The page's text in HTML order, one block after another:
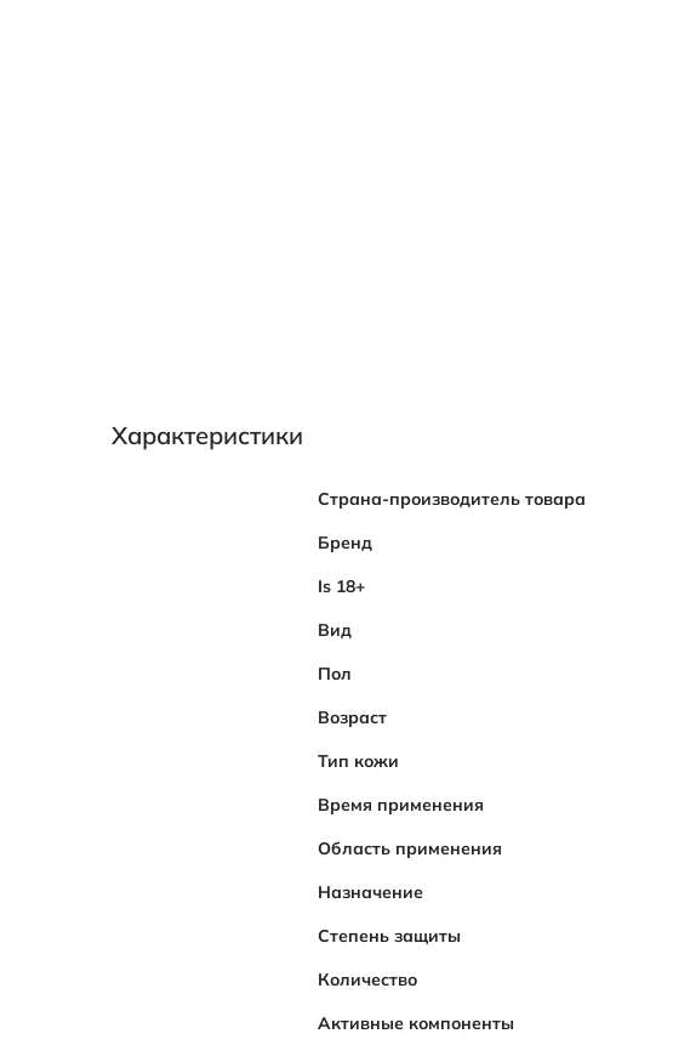
Характеристики
Характеристики
Страна-производитель товара
Бренд
Is 18+
Вид
Пол
Возраст
Тип кожи
Время применения
Область применения
Назначение
Степень защиты
Количество
Активные компоненты